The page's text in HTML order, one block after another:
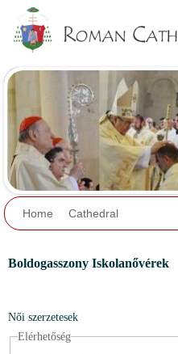
Home Cathedral
Boldogasszony Iskolanővérek
Női szerzetesek
Elérhetőség